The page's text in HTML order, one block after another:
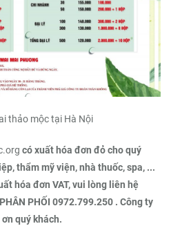
thảo mộc tại Hà Nội
có xuất hóa đơn đỏ cho quý
thẩm mỹ viện, nhà thuốc, spa, ...
hóa đơn VAT, vui lòng liên hệ
PHỐI 0972.799.250 . Công ty
quý khách.